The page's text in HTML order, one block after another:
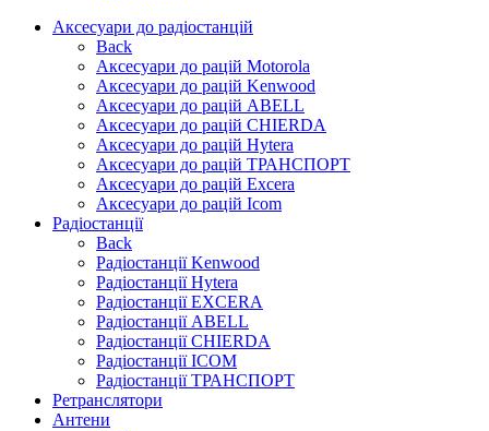
Аксесуари до радіостанцій
Back
Аксесуари до рацій Motorola
Аксесуари до рацій Kenwood
Аксесуари до рацій ABELL
Аксесуари до рацій CHIERDA
Аксесуари до рацій Hytera
Аксесуари до рацій ТРАНСПОРТ
Аксесуари до рацій Excera
Аксесуари до рацій Icom
Радіостанції
Back
Радіостанції Kenwood
Радіостанції Hytera
Радіостанції EXCERA
Радіостанції ABELL
Радіостанції CHIERDA
Радіостанції ICOM
Радіостанції ТРАНСПОРТ
Ретранслятори
Антени